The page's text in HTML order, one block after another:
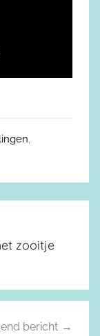
,
zooitje
bericht